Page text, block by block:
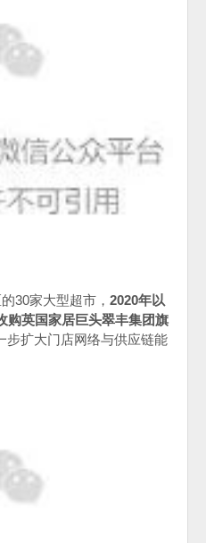
30家大型超市， 2020年以
购英国家居巨头翠丰集团旗
步扩大门店网络与供应链能